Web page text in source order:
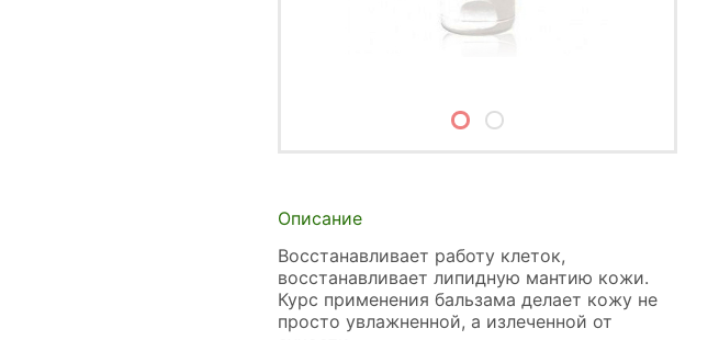
Описание
Восстанавливает работу клеток,
восстанавливает липидную мантию кожи.
Курс применения бальзама делает кожу не
просто увлажненной, а излеченной от